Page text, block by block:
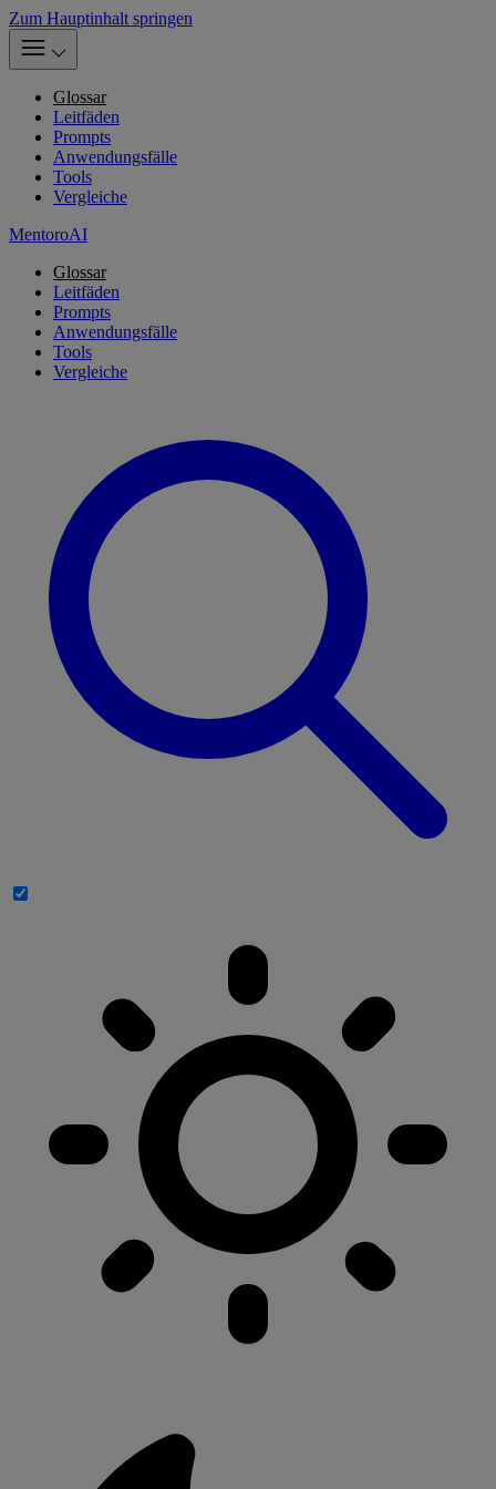
Zum Hauptinhalt springen
Glossar
Leitfäden
Prompts
Anwendungsfälle
Tools
Vergleiche
MentoroAI
Glossar
Leitfäden
Prompts
Anwendungsfälle
Tools
Vergleiche